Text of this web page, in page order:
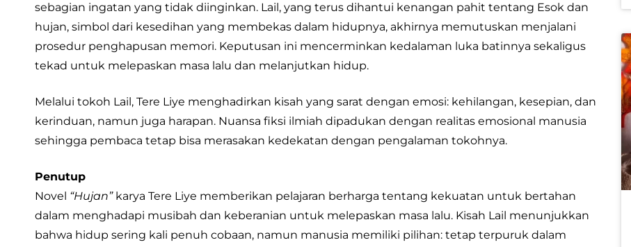
sebagian ingatan yang tidak diinginkan. Lail, yang terus dihantui kenangan pahit tentang Esok dan
hujan, simbol dari kesedihan yang membekas dalam hidupnya, akhirnya memutuskan menjalani
prosedur penghapusan memori. Keputusan ini mencerminkan kedalaman luka batinnya sekaligus
tekad untuk melepaskan masa lalu dan melanjutkan hidup.
Melalui tokoh Lail, Tere Liye menghadirkan kisah yang sarat dengan emosi: kehilangan, kesepian, dan
kerinduan, namun juga harapan. Nuansa fiksi ilmiah dipadukan dengan realitas emosional manusia
sehingga pembaca tetap bisa merasakan kedekatan dengan pengalaman tokohnya.
Penutup
Novel “Hujan”karya Tere Liye memberikan pelajaran berharga tentang kekuatan untuk bertahan
dalam menghadapi musibah dan keberanian untuk melepaskan masa lalu. Kisah Lail menunjukkan
bahwa hidup sering kali penuh cobaan, namun manusia memiliki pilihan: tetap terpuruk dalam